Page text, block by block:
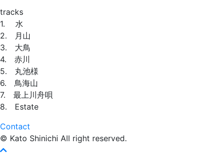
tracks
1. 水
2. 月山
3. 大鳥
4. 赤川
5. 丸池様
6. 鳥海山
7. 最上川舟唄
8. Estate
Contact
© Kato Shinichi All right reserved.